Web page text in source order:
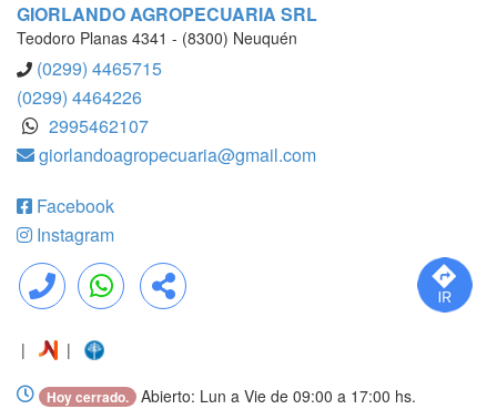
GIORLANDO AGROPECUARIA SRL
Teodoro Planas 4341 - (8300) Neuquén
(0299) 4465715
(0299) 4464226
2995462107
giorlandoagropecuaria@gmail.com
Facebook
Instagram
Llamar WhatsApp Compartir
| |
Hoy cerrado.
Abierto: Lun a Vie de 09:00 a 17:00 hs.